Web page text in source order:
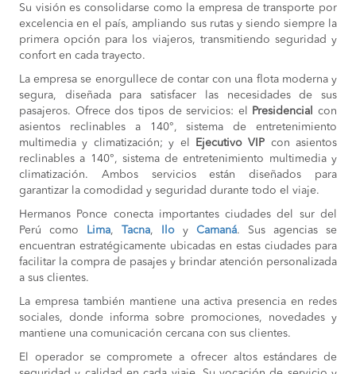
Su visión es consolidarse como la empresa de transporte por
excelencia en el país, ampliando sus rutas y siendo siempre la
primera opción para los viajeros, transmitiendo seguridad y
confort en cada trayecto.
La empresa se enorgullece de contar con una flota moderna y
segura, diseñada para satisfacer las necesidades de sus
pasajeros. Ofrece dos tipos de servicios: el
Presidencial
con
asientos reclinables a 140°, sistema de entretenimiento
multimedia y climatización; y el
Ejecutivo VIP con asientos
reclinables a 140°, sistema de entretenimiento multimedia y
climatización. Ambos servicios están diseñados para
garantizar la comodidad y seguridad durante todo el viaje.
Hermanos Ponce conecta importantes ciudades del sur del
Perú como
Lima, Tacna, Ilo y Camaná. Sus agencias se
encuentran estratégicamente ubicadas en estas ciudades para
facilitar la compra de pasajes y brindar atención personalizada
a sus clientes.
La empresa también mantiene una activa presencia en redes
sociales, donde informa sobre promociones, novedades y
mantiene una comunicación cercana con sus clientes.
El operador se compromete a ofrecer altos estándares de